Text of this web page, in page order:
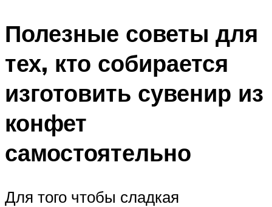
Полезные советы для
тех, кто собирается
изготовить сувенир из
конфет
самостоятельно
Для того чтобы сладкая